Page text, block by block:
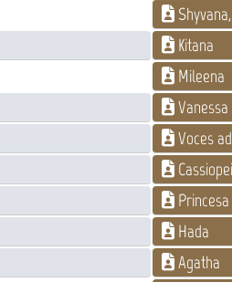
Kitana
Mileena
Voces
Hada
Agatha